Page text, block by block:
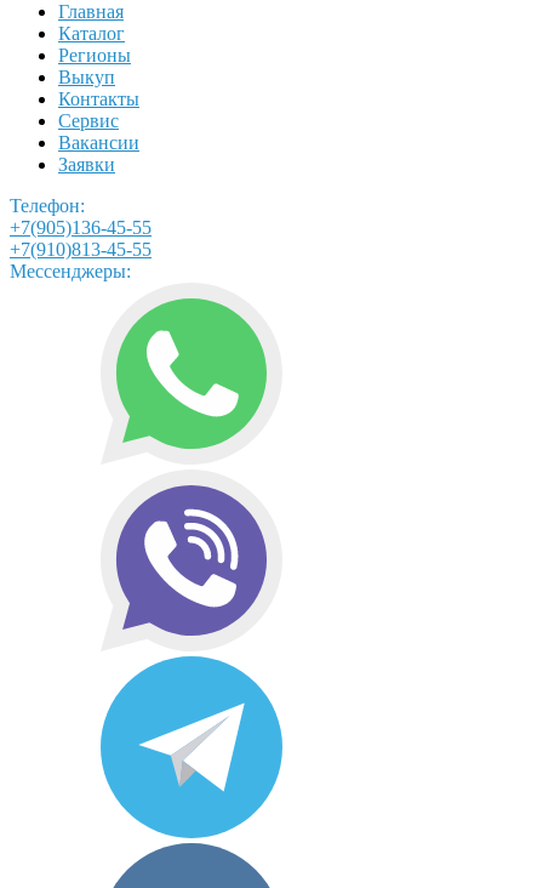
Главная
Каталог
Регионы
Выкуп
Контакты
Сервис
Вакансии
Заявки
Телефон:
+7(905)136-45-55
+7(910)813-45-55
Мессенджеры: